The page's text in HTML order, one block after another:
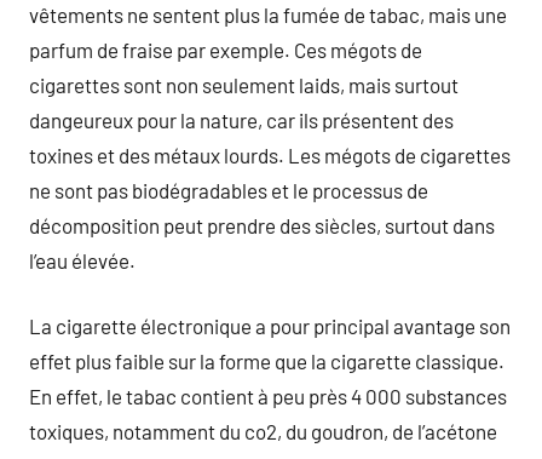
vêtements ne sentent plus la fumée de tabac, mais une
parfum de fraise par exemple. Ces mégots de
cigarettes sont non seulement laids, mais surtout
dangeureux pour la nature, car ils présentent des
toxines et des métaux lourds. Les mégots de cigarettes
ne sont pas biodégradables et le processus de
décomposition peut prendre des siècles, surtout dans
l’eau élevée.
La cigarette électronique a pour principal avantage son
effet plus faible sur la forme que la cigarette classique.
En effet, le tabac contient à peu près 4 000 substances
toxiques, notamment du co2, du goudron, de l’acétone